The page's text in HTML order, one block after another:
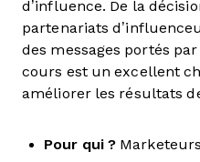
d’influence. De la
partenariats
des messages portés
cours est un excellent
améliorer les résultats
Pour qui ?